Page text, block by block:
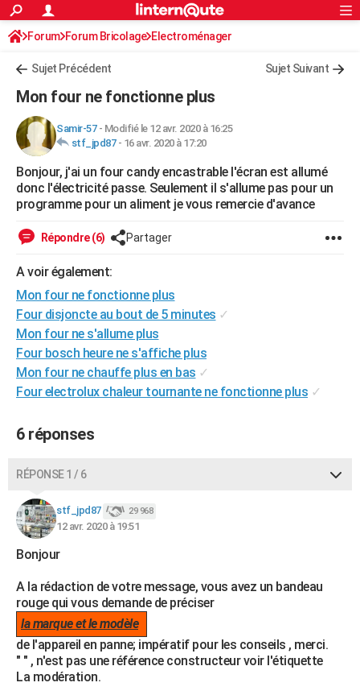
ACTUALITÉS
Politique
Société
Faits Divers
Education
Monde
Villes
+
FINANCE
Retraite
Impôts
Epargne
Immobilier
Risques naturels par ville
Banque
Assurance
Crédit
AUTO
Essais
Réserver un essai
Citadines
Berlines
SUV
Forum auto
+HIGH-TECH
Mobiles
Meilleur smartphone
Internet
Ordinateurs
Jeux vidéo
Guide high-tech
+
Forum
Aménagement intérieur
Extérieur
Cuisine
Salle de bains
Jardinage
Rangement
WEEK-END
Guides de France
Escapades
Patrimoine
Expositions
Musées
Week-end nature
+LIFESTYLE
Art de vivre
Bien-être
Loisirs
Mode
Modes de vie
SANTE
Alimentation
Guide de la santé
Maladies
Médicaments
Sommeil
VOYAGE
Destinations
City break
Voyage nature
Voyage de noces
Forum
Climat
+PHOTO
BONS PLANS
CARTE DE VOEUX
Carte de Noël
Carte Bonne année
Carte Saint-Valentin
Carte Pâques
Carte d'anniversaire
DICTIONNAIRE
Dictionnaire
Biographies
Citations
Expressions
Proverbes
S'inscrire
Se connecter
Lycées
Collèges
Primaires
Universités
Entreprises
Service militaire
Avis de recherche
AVIS DE DÉCÈS
FORUM
Bricolage
Lifestyle
Culture
Sport
Auto
Television
Voyage
Cinema
S'inscrire
Connexion
Forum Forum Bricolage Electroménager
Sujet Précédent Sujet Suivant
Mon four ne fonctionne plus
Samir-57- Modifié le 12 avr. 2020 à 16:25
stf_jpd87- 16 avr. 2020 à 17:20
Bonjour, j'ai un four candy encastrable l'écran est allumé
donc l'électricité passe. Seulement il s'allume pas pour un
programme pour un aliment je vous remercie d'avance
Répondre (6) Partager
A voir également:
Mon four ne fonctionne plus
Four disjoncte au bout de 5 minutes ✓
Mon four ne s'allume plus
Four bosch heure ne s'affiche plus
Mon four ne chauffe plus en bas ✓
Four electrolux chaleur tournante ne fonctionne plus ✓
6 réponses
RÉPONSE 1 / 6
stf_jpd87 29 968
12 avr. 2020 à 19:51
Bonjour
A la rédaction de votre message, vous avez un bandeau
rouge qui vous demande de préciser
la marque et le modèle
de l'appareil en panne; impératif pour les conseils , merci.
" " , n'est pas une référence constructeur voir l'étiquette
La modération.